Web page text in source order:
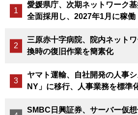
愛媛県庁、次期ネットワーク
全面採用し、2027年1月に稼働
三原赤十字病院、院内ネット
換時の復旧作業を簡素化
ヤマト運輸、自社開発の人事
NY」に移行、人事業務を標準
SMBC日興証券、サーバー仮